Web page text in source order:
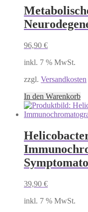
96,90 €
inkl. 7 % MwSt.
zzgl. Versandkosten
In den Warenkorb
39,90 €
inkl. 7 % MwSt.